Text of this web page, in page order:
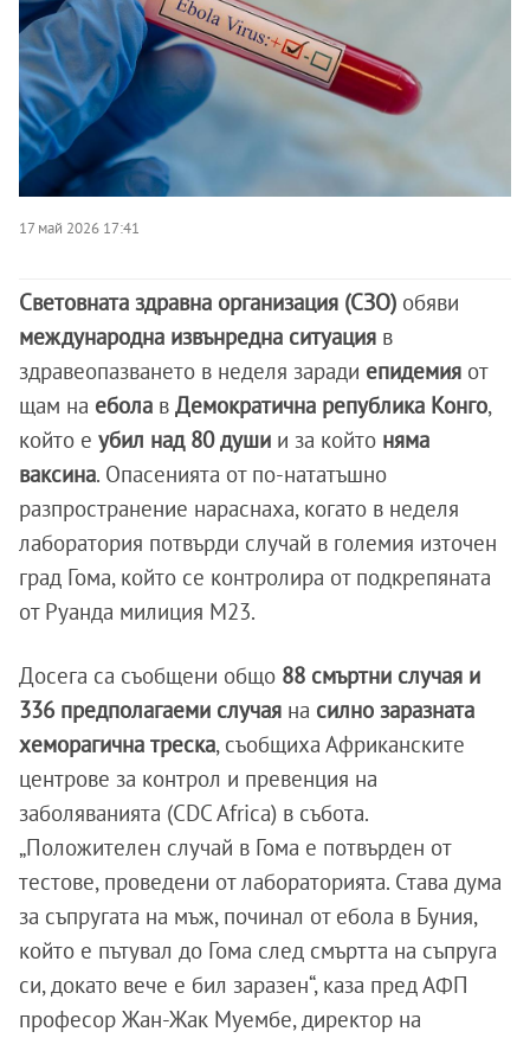
17 май 2026 17:41
Световната здравна организация (СЗО) обяви
международна извънредна ситуация в
здравеопазването в неделя заради епидемия от
щам на ебола в Демократична република Конго,
който е убил над 80 души и за който няма
ваксина. Опасенията от по-нататъшно
разпространение нараснаха, когато в неделя
лаборатория потвърди случай в големия източен
град Гома, който се контролира от подкрепяната
от Руанда милиция М23.
Досега са съобщени общо 88 смъртни случая и
336 предполагаеми случая на силно заразната
хеморагична треска, съобщиха Африканските
центрове за контрол и превенция на
заболяванията (CDC Africa) в събота.
„Положителен случай в Гома е потвърден от
тестове, проведени от лабораторията. Става дума
за съпругата на мъж, починал от ебола в Буния,
който е пътувал до Гома след смъртта на съпруга
си, докато вече е бил заразен“, каза пред АФП
професор Жан-Жак Муембе, директор на